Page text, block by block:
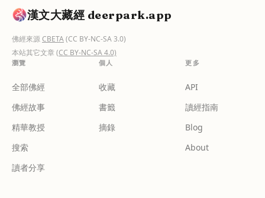
漢文大藏經 deerpark.app
佛經來源CBETA(CC BY-NC-SA 3.0)
本站其它文章(CC BY-NC-SA 4.0)
瀏覽
全部佛經
佛經故事
精華教授
搜索
讀者分享
個人
收藏
書籤
摘錄
更多
API
讀經指南
Blog
About